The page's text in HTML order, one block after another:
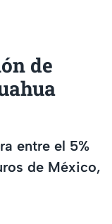
de
entre el 5%
de México,